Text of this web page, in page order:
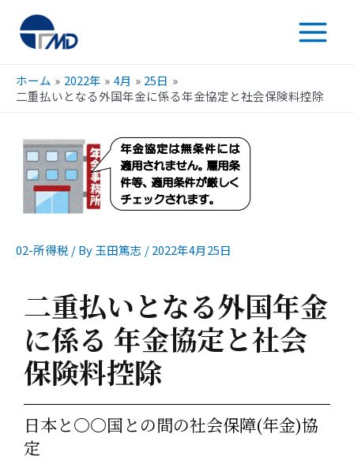
ホーム 2022年 4月
25日
二重払いとなる外国年金に係る年金協定と社会保険料控除
02-所得税 / By玉田篤志 /2022年4月25日
二重払いとなる外国年金
に係る 年金協定と社会
保険料控除
日本と〇〇国との間の社会保障(年金)協
定